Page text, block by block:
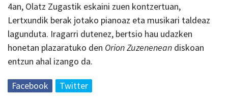
4an, Olatz Zugastik eskaini zuen kontzertuan,
Lertxundik berak jotako pianoaz eta musikari taldeaz
lagunduta. Iragarri dutenez, bertsio hau udazken
honetan plazaratuko den Orion Zuzenenean diskoan
entzun ahal izango da.
Facebook Twitter